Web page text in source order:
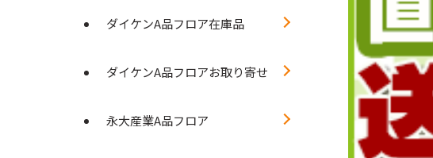
ダイケンA品フロア在庫品
ダイケンA品フロアお取り寄せ
永大産業A品フロア